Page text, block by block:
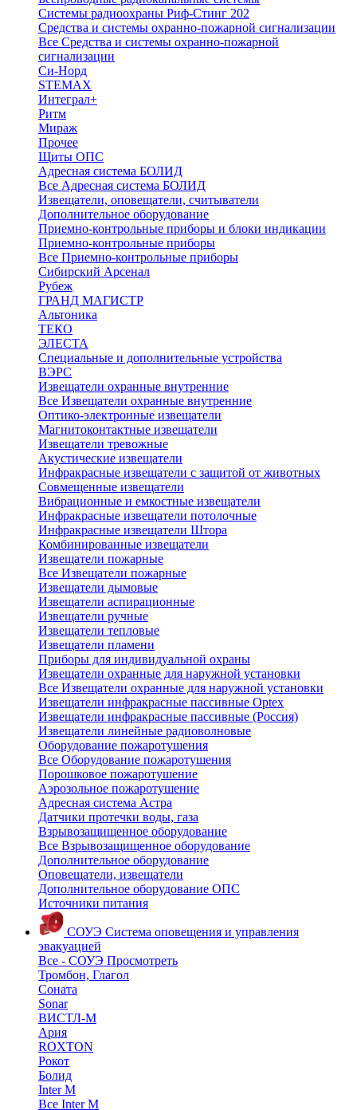
Системы радиоохраны Риф-Стинг 202
Средства и системы охранно-пожарной сигнализации
Все Средства и системы охранно-пожарной
сигнализации
Си-Норд
STEMAX
Интеграл+
Ритм
Мираж
Прочее
Щиты ОПС
Адресная система БОЛИД
Все Адресная система БОЛИД
Извещатели, оповещатели, считыватели
Дополнительное оборудование
Приемно-контрольные приборы и блоки индикации
Приемно-контрольные приборы
Все Приемно-контрольные приборы
Сибирский Арсенал
Рубеж
ГРАНД МАГИСТР
Альтоника
ТЕКО
ЭЛЕСТА
Специальные и дополнительные устройства
ВЭРС
Извещатели охранные внутренние
Все Извещатели охранные внутренние
Оптико-электронные извещатели
Магнитоконтактные извещатели
Извещатели тревожные
Акустические извещатели
Инфракрасные извещатели с защитой от животных
Совмещенные извещатели
Вибрационные и емкостные извещатели
Инфракрасные извещатели потолочные
Инфракрасные извещатели Штора
Комбинированные извещатели
Извещатели пожарные
Все Извещатели пожарные
Извещатели дымовые
Извещатели аспирационные
Извещатели ручные
Извещатели тепловые
Извещатели пламени
Приборы для индивидуальной охраны
Извещатели охранные для наружной установки
Все Извещатели охранные для наружной установки
Извещатели инфракрасные пассивные Optex
Извещатели инфракрасные пассивные (Россия)
Извещатели линейные радиоволновые
Оборудование пожаротушения
Все Оборудование пожаротушения
Порошковое пожаротушение
Аэрозольное пожаротушение
Адресная система Астра
Датчики протечки воды, газа
Взрывозащищенное оборудование
Все Взрывозащищенное оборудование
Дополнительное оборудование
Оповещатели, извещатели
Дополнительное оборудование ОПС
Источники питания
СОУЭ Система оповещения и управления
эвакуацией
Все - СОУЭ Просмотреть
Тромбон, Глагол
Соната
Sonar
ВИСТЛ-М
Ария
ROXTON
Рокот
Болид
Inter M
Все Inter M